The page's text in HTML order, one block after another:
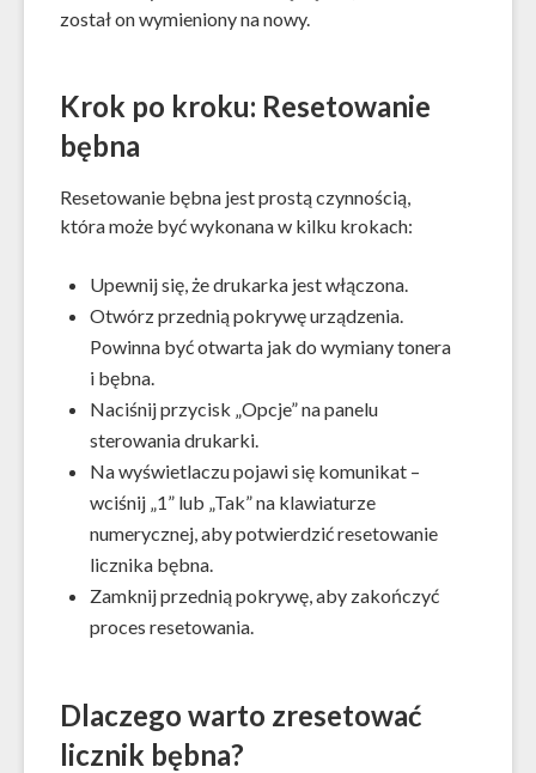
został on wymieniony na nowy.
Krok po kroku: Resetowanie
bębna
Resetowanie bębna jest prostą czynnością,
która może być wykonana w kilku krokach:
Upewnij się, że drukarka jest włączona.
Otwórz przednią pokrywę urządzenia.
Powinna być otwarta jak do wymiany tonera
i bębna.
Naciśnij przycisk „Opcje” na panelu
sterowania drukarki.
Na wyświetlaczu pojawi się komunikat –
wciśnij „1” lub „Tak” na klawiaturze
numerycznej, aby potwierdzić resetowanie
licznika bębna.
Zamknij przednią pokrywę, aby zakończyć
proces resetowania.
Dlaczego warto zresetować
licznik bębna?